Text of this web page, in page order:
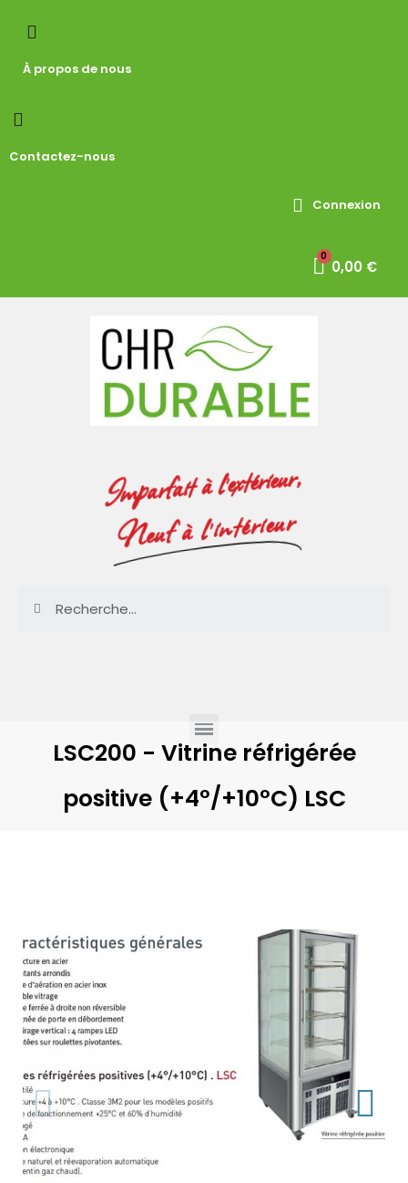
À propos de nous
Contactez-nous
Connexion
0,00 €
Imparfait à l'extérieur,
Neuf à l'intérieur
LSC200 - Vitrine réfrigérée
positive (+4°/+10°C) LSC